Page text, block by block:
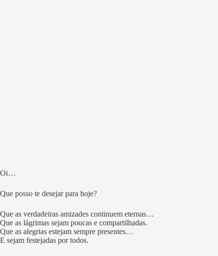
Oi…
Que posso te desejar para hoje?
Que as verdadeiras amizades continuem eternas…
Que as lágrimas sejam poucas e compartilhadas.
Que as alegrias estejam sempre presentes…
E sejam festejadas por todos.